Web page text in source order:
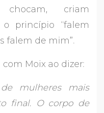
chocam, criam
princípio “falem
falem de mim”.
Moix ao dizer:
mulheres mais
final. O corpo de